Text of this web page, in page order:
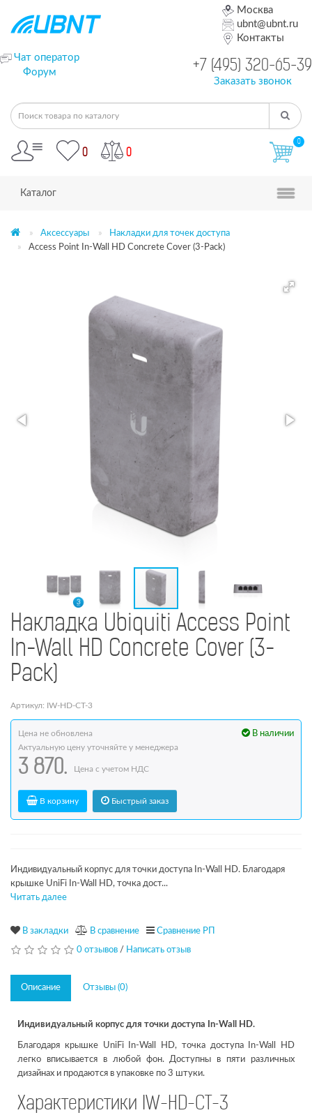
Москва
ubnt@ubnt.ru
Контакты
Чат оператор
Форум
+7 (495) 320-65-39
Заказать звонок
0 0
0
Каталог
Аксессуары
Накладки для точек доступа
Access Point In-Wall HD Concrete Cover (3-Pack)
Накладка Ubiquiti Access Point
In-Wall HD Concrete Cover (3-
Pack)
Артикул: IW-HD-CT-3
В наличии
Цена не обновлена
Актуальную цену уточняйте у менеджера
3 870. Цена с учетом НДС
В корзину Быстрый заказ
Индивидуальный корпус для точки доступа In-Wall HD. Благодаря
крышке UniFi In-Wall HD, точка дост...
Читать далее
В закладки В сравнение Сравнение РП
0 отзывов / Написать отзыв
Описание Отзывы (0)
Индивидуальный корпус для точки доступа In-Wall HD.
Благодаря крышке UniFi In-Wall HD, точка доступа In-Wall HD
легко вписывается в любой фон. Доступны в пяти различных
дизайнах и продаются в упаковке по 3 штуки.
Характеристики IW-HD-CT-3